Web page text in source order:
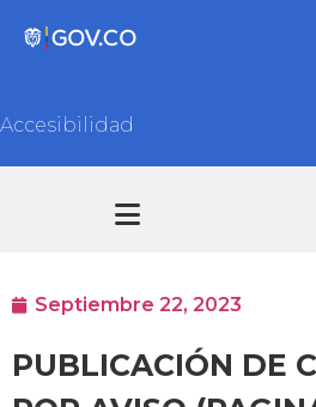
Accesibilidad
Septiembre 22, 2023
PUBLICACIÓN DE